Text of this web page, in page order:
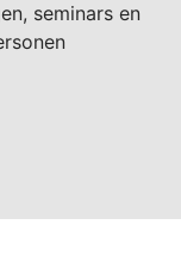
seminars en